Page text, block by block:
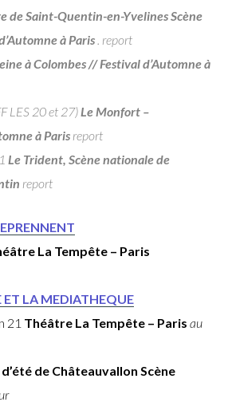
de Saint-Quentin-en-Yvelines Scène
à Paris . report
à Colombes // Festival d’Automne à
LES 20 et 27)Le Monfort –
à Paris report
Le Trident, Scène nationale de
report
La Tempête – Paris
ET LA MEDIATHEQUE
21 Théâtre La Tempête – Parisau
de Châteauvallon Scène